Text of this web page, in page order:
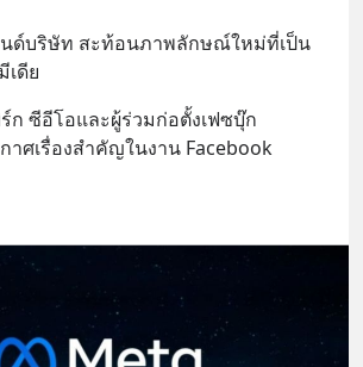
นด์บริษัท สะท้อนภาพลักษณ์ใหม่ที่เป็น
เดีย
ก ซีอีโอและผู้ร่วมก่อตั้งเฟซบุ๊ก
าศเรื่องสำคัญในงาน Facebook